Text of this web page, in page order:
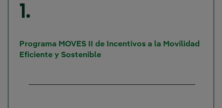
1.
Programa MOVES II de Incentivos a la Movilidad
Eficiente y SostenibleEnlace externo, se abre en